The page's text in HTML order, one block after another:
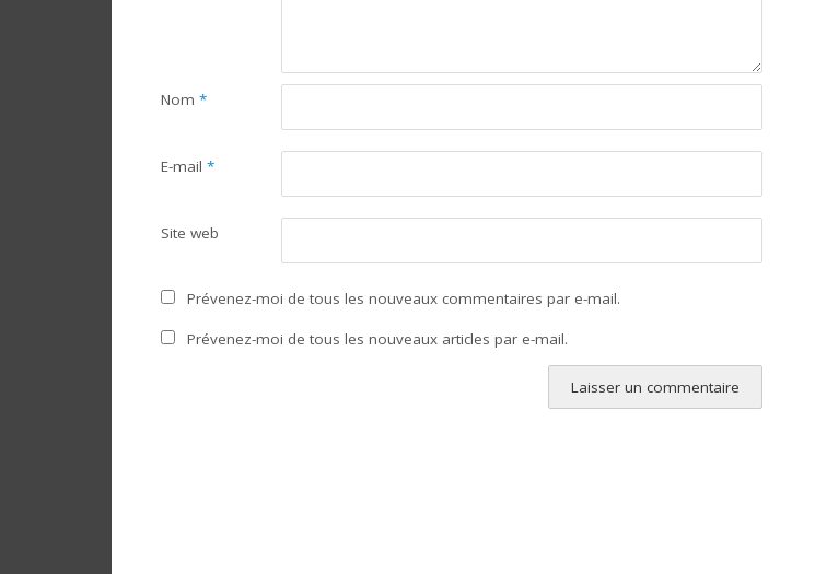
Nom *
E-mail *
Site web
Prévenez-moi de tous les nouveaux commentaires par e-mail.
Prévenez-moi de tous les nouveaux articles par e-mail.